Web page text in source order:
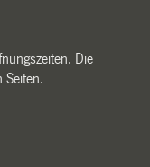
Die
Seiten.